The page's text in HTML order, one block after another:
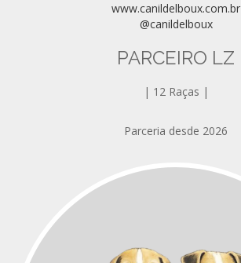
www.canildelboux.com.br
@canildelboux
PARCEIRO LZ
| 12 Raças |
Parceria desde 2026